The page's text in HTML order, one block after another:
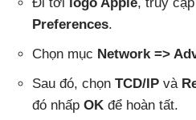
Preferences.
Chọn mục Network =>
Sau đó, chọn TCD/IP và
đó nhấp OK để hoàn tất.